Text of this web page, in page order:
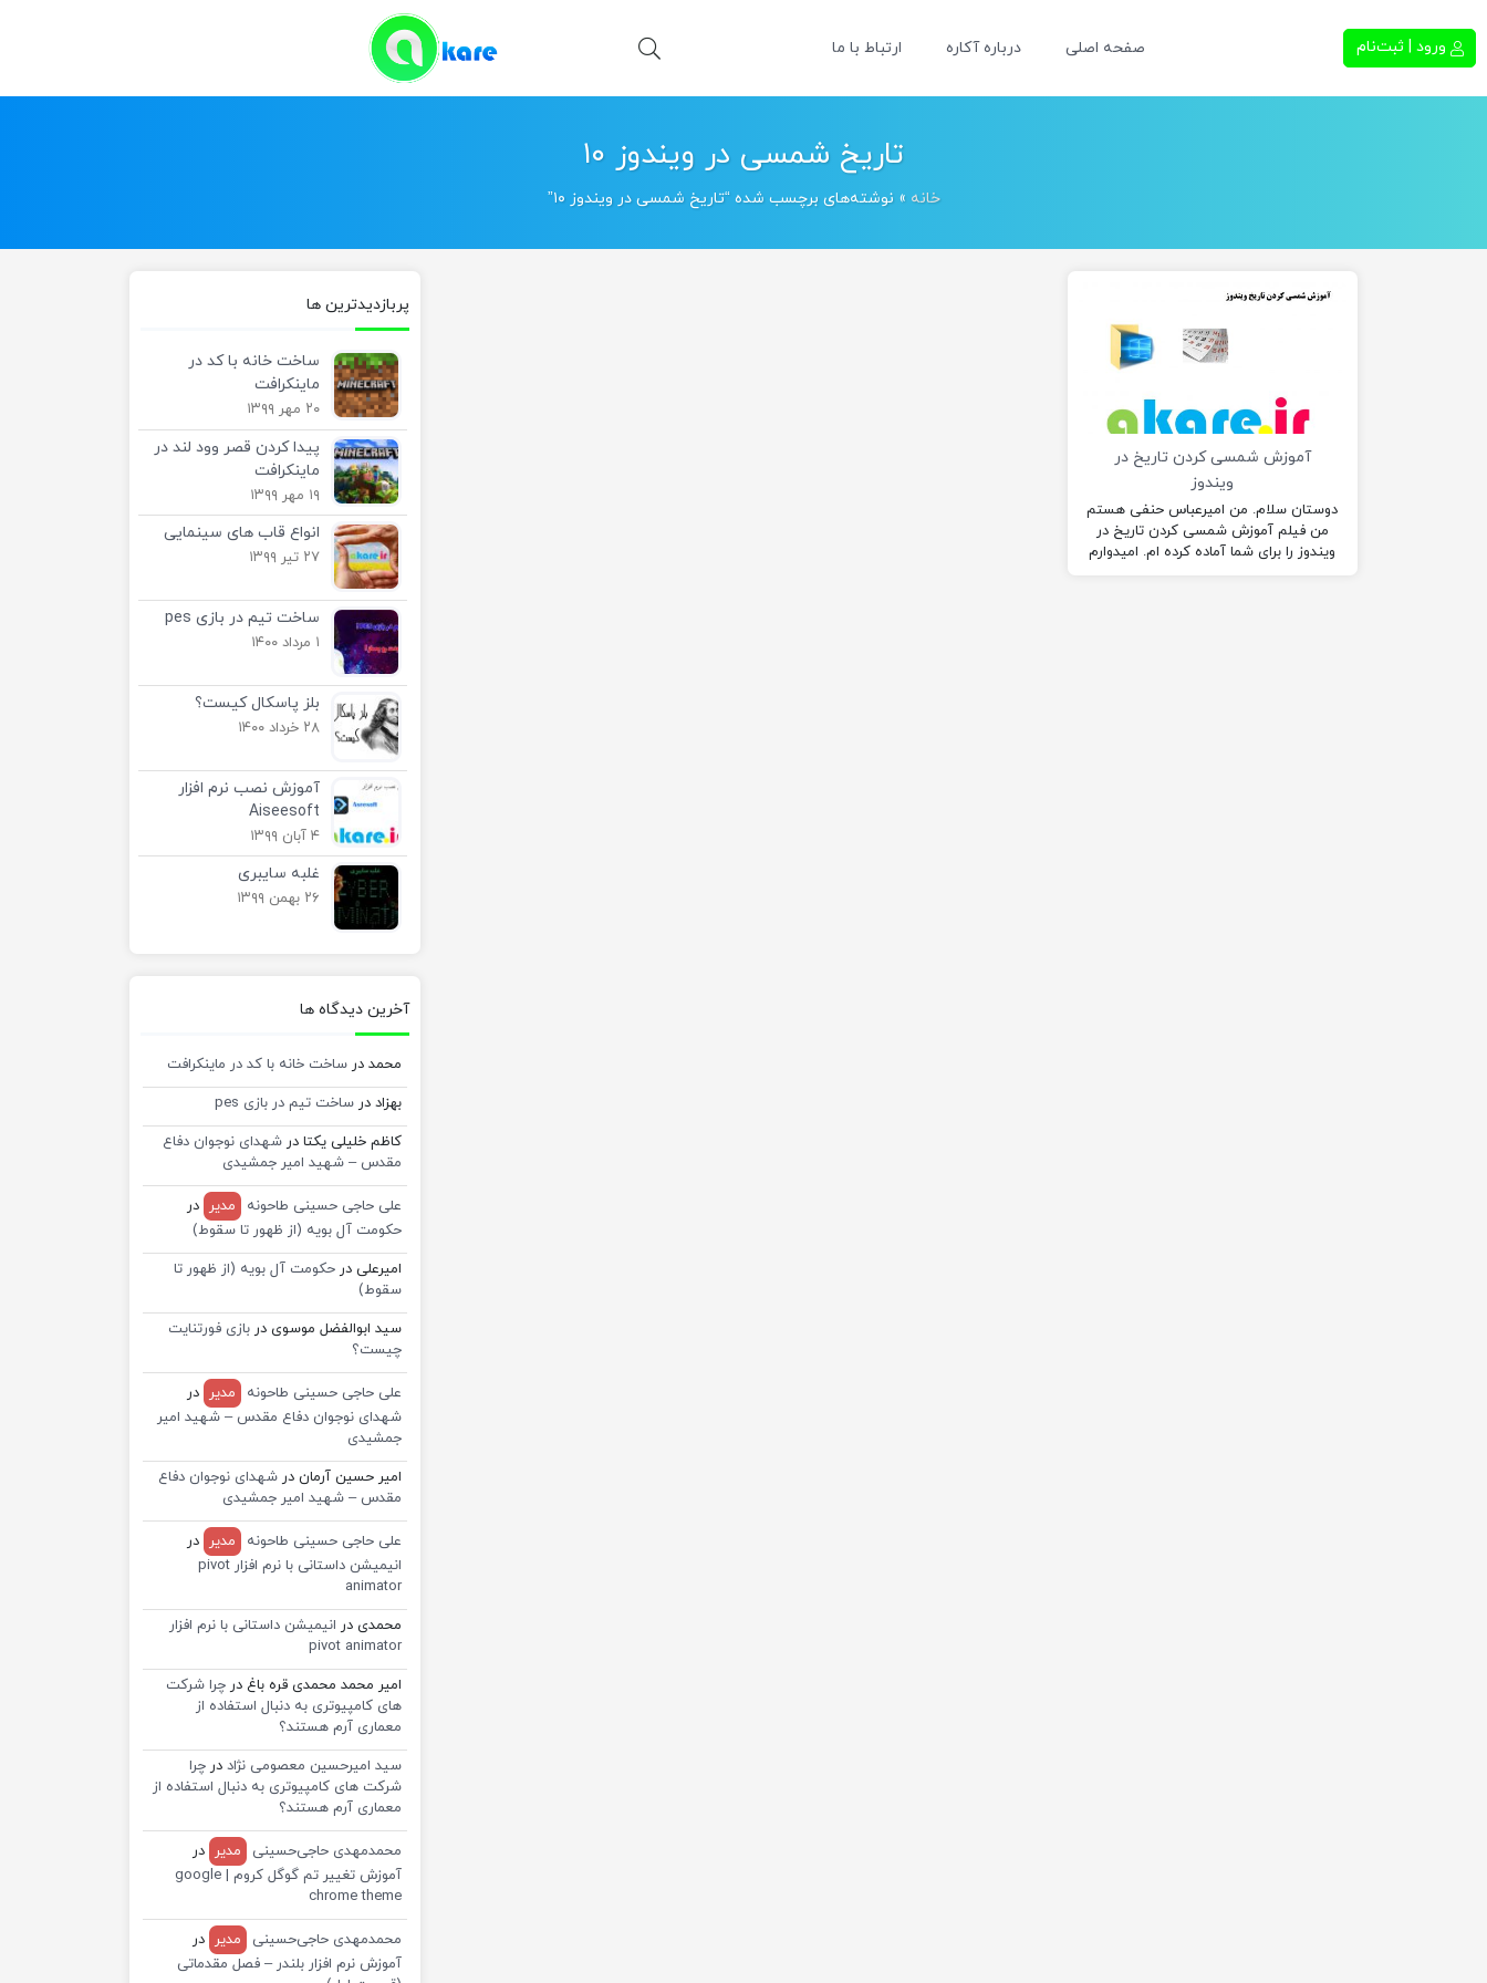
ورود | ثبت‌نام صفحه اصلی درباره آکاره ارتباط با ما
تاریخ شمسی در ویندوز ۱۰
خانه » نوشته‌های برچسب شده “تاریخ شمسی در ویندوز ۱۰”
آموزش شمسی کردن تاریخ در
ویندوز
دوستان سلام. من امیرعباس حنفی هستم
من فیلم آموزش شمسی کردن تاریخ در
ویندوز را برای شما آماده کرده ام. امیدوارم
پربازدیدترین ها
ساخت خانه با کد در
ماینکرافت
۲۰ مهر ۱۳۹۹
پیدا کردن قصر وود لند در
ماینکرافت
۱۹ مهر ۱۳۹۹
انواع قاب های سینمایی
۲۷ تیر ۱۳۹۹
ساخت تیم در بازی pes
۱ مرداد ۱۴۰۰
بلز پاسکال کیست؟
۲۸ خرداد ۱۴۰۰
آموزش نصب نرم افزار
Aiseesoft
۴ آبان ۱۳۹۹
غلبه سایبری
۲۶ بهمن ۱۳۹۹
آخرین دیدگاه ها
محمد درساخت خانه با کد در ماینکرافت
بهزاد درساخت تیم در بازی pes
کاظم خلیلی یکتا درشهدای نوجوان دفاع
مقدس – شهید امیر جمشیدی
علی حاجی حسینی طاحونه مدیر
در
حکومت آل بویه (از ظهور تا سقوط)
امیرعلی درحکومت آل بویه (از ظهور تا
سقوط)
سید ابوالفضل موسوی دربازی فورتنایت
چیست؟
علی حاجی حسینی طاحونه مدیر
در
شهدای نوجوان دفاع مقدس – شهید امیر
جمشیدی
امیر حسین آرمان درشهدای نوجوان دفاع
مقدس – شهید امیر جمشیدی
علی حاجی حسینی طاحونه مدیر
در
انیمیشن داستانی با نرم افزار pivot
animator
محمدی در انیمیشن داستانی با نرم افزار
pivot animator
امیر محمد محمدی قره باغ درچرا شرکت
های کامپیوتری به دنبال استفاده از
معماری آرم هستند؟
سید امیرحسین معصومی نژاد درچرا
شرکت های کامپیوتری به دنبال استفاده از
معماری آرم هستند؟
محمدمهدی حاجی‌حسینی مدیر
در
آموزش تغییر تم گوگل کروم | google
chrome theme
محمدمهدی حاجی‌حسینی مدیر
در
آموزش نرم افزار بلندر – فصل مقدماتی